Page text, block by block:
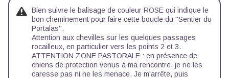
Bien suivre le balisage de couleur ROSE qui indique le
bon cheminement pour faire cette boucle du ''Sentier du
Portalas''.
Attention aux chevilles sur les quelques passages
rocailleux, en particulier vers les points 2 et 3.
ATTENTION ZONE PASTORALE : en présence de
chiens de protection venus à ma rencontre, je ne les
caresse pas ni ne les menace. Je m'arrête, puis